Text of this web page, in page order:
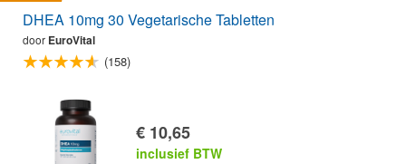
DHEA 10mg 30 Vegetarische Tabletten
door EuroVital
(158)
€ 10,65
inclusief BTW